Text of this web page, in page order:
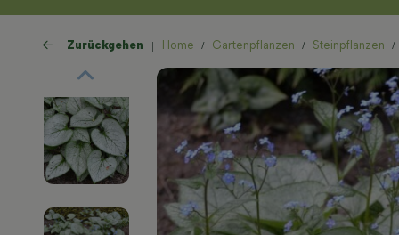
Zurückgehen Home Gartenpflanzen Steinpflanzen